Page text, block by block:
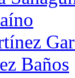
Baños